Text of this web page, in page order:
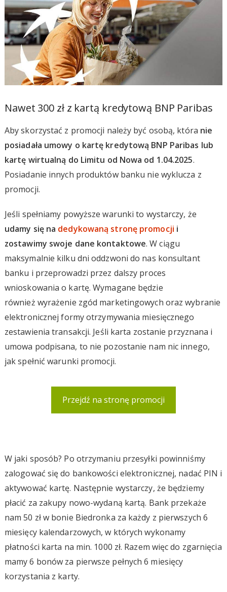
Nawet 300 zł z kartą kredytową BNP Paribas
Aby skorzystać z promocji należy być osobą, która nie
posiadała umowy o kartę kredytową BNP Paribas lub
kartę wirtualną do Limitu od Nowa od 1.04.2025.
Posiadanie innych produktów banku nie wyklucza z
promocji.
Jeśli spełniamy powyższe warunki to wystarczy, że
udamy się na dedykowaną stronę promocji i
zostawimy swoje dane kontaktowe. W ciągu
maksymalnie kilku dni oddzwoni do nas konsultant
banku i przeprowadzi przez dalszy proces
wnioskowania o kartę. Wymagane będzie
również wyrażenie zgód marketingowych oraz wybranie
elektronicznej formy otrzymywania miesięcznego
zestawienia transakcji. Jeśli karta zostanie przyznana i
umowa podpisana, to nie pozostanie nam nic innego,
jak spełnić warunki promocji.
Przejdź na stronę promocji
W jaki sposób? Po otrzymaniu przesyłki powinniśmy
zalogować się do bankowości elektronicznej, nadać PIN i
aktywować kartę. Następnie wystarczy, że będziemy
płacić za zakupy nowo-wydaną kartą. Bank przekaże
nam 50 zł w bonie Biedronka za każdy z pierwszych 6
miesięcy kalendarzowych, w których wykonamy
płatności karta na min. 1000 zł. Razem więc do zgarnięcia
mamy 6 bonów za pierwsze pełnych 6 miesięcy
korzystania z karty.